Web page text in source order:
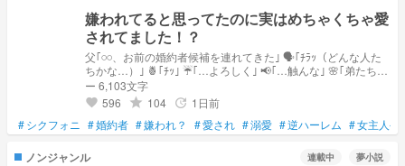
嫌われてると思ってたのに実はめちゃくちゃ愛
されてました！？
父｢𓏸𓏸、お前の婚約者候補を連れてきた｣ 🗣️｢ﾁﾗｯ（どんな人た
ちかな…）｣ 🍍｢ﾁｯ｣ ☔️｢…よろしく｣ 📢｢…触んな｣ 🌸｢弟たちに
近づかないで｣ 🍵｢うるさいです…｣ 👑｢ちょっとどいてもらっ
てもいいかな…｣ 🗣️｢なんで嫌われてるの…｣ 嫌われてると思っ
てたのに… ↓↓↓ 🍍｢はぁ？嫌いなわけねぇだろ 笑｣ ☔️｢𓏸𓏸だー
いすき！｣ 📢｢よく出来ました 笑 （なでなで｣ 🌸｢𓏸𓏸もっとこっ
ちおいで！ふふ 笑｣ 🍵｢今日のご飯は𓏸𓏸が好きな物作ったよ｣
👑｢𓏸𓏸はほんまに可愛ええなぁ｣ 実は愛されてました！？
ー 6,103文字
favorite 596 grade 104 update 1日前
#シクフォニ #婚約者 #嫌われ？ #愛され #溺愛 #逆ハーレム #女主人公
ノンジャンル 連載中 夢小説